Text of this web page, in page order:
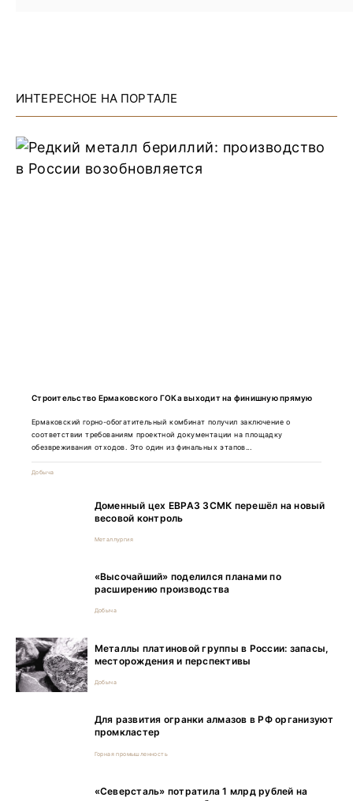
ИНТЕРЕСНОЕ НА ПОРТАЛЕ
Строительство Ермаковского ГОКа выходит на финишную прямую
Ермаковский горно-обогатительный комбинат получил заключение о
соответствии требованиям проектной документации на площадку
обезвреживания отходов. Это один из финальных этапов...
Добыча
Доменный цех ЕВРАЗ ЗСМК перешёл на новый
весовой контроль
Металлургия
«Высочайший» поделился планами по
расширению производства
Добыча
Металлы платиновой группы в России: запасы,
месторождения и перспективы
Добыча
Для развития огранки алмазов в РФ организуют
промкластер
Горная промышленность
«Северсталь» потратила 1 млрд рублей на